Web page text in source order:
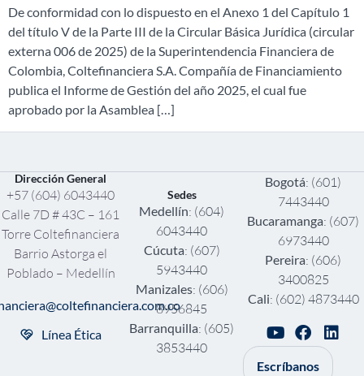
De conformidad con lo dispuesto en el Anexo 1 del Capítulo 1
del título V de la Parte III de la Circular Básica Jurídica (circular
externa 006 de 2025) de la Superintendencia Financiera de
Colombia, Coltefinanciera S.A. Compañía de Financiamiento
publica el Informe de Gestión del año 2025, el cual fue
aprobado por la Asamblea […]
Dirección General
+57 (604) 6043440
Calle 7D # 43C – 161
Torre Coltefinanciera
Barrio Astorga el
Poblado – Medellín
Línea Ética
Sedes
Medellín: (604)
6043440
Cúcuta: (607)
5943440
Manizales: (606)
8956845
Barranquilla: (605)
3853440
Bogotá: (601)
7443440
Bucaramanga: (607)
6973440
Pereira: (606)
3400825
Cali: (602) 4873440
Escríbanos